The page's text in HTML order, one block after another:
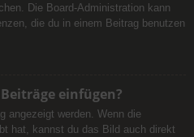
Die Board-Administration kann
die du in einem Beitrag benutzen
einfügen?
angezeigt werden. Wenn die
hat, kannst du das Bild auch direkt